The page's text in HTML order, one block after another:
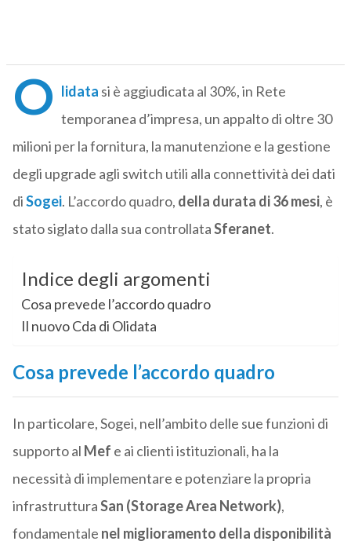
O lidata si è aggiudicata al 30%, in Rete
temporanea d’impresa, un appalto di oltre 30
milioni per la fornitura, la manutenzione e la gestione
degli upgrade agli switch utili alla connettività dei dati
diSogei. L’accordo quadro, della durata di 36 mesi, è
stato siglato dalla sua controllataSferanet.
Indice degli argomenti
Cosa prevede l’accordo quadro
Il nuovo Cda di Olidata
Cosa prevede l’accordo quadro
In particolare, Sogei, nell’ambito delle sue funzioni di
supporto al Mef e ai clienti istituzionali, ha la
necessità di implementare e potenziare la propria
infrastrutturaSan (Storage Area Network),
fondamentale nel miglioramento della disponibilità